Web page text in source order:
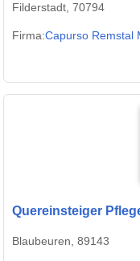
Filderstadt, 70794
Firma:Capurso Remstal
Quereinsteiger
Blaubeuren, 89143